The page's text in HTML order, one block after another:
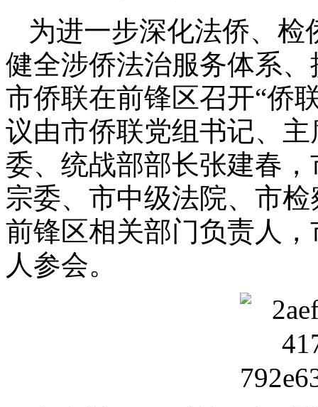
为进一步深化法侨、
健全涉侨法治服务体系
市侨联在前锋区召开“侨
议由市侨联党组书记、
委、统战部部长张建春
宗委、市中级法院、市
前锋区相关部门负责人
人参会。